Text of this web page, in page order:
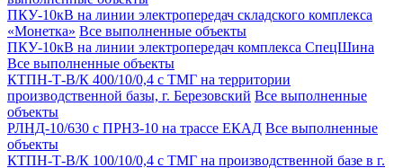
ПКУ-10кВ на линии электропередач складского комплекса
«Монетка» Все выполненные объекты
ПКУ-10кВ на линии электропередач комплекса СпецШина
Все выполненные объекты
КТПН-Т-В/К 400/10/0,4 с ТМГ на территории
производственной базы, г. Березовский Все выполненные
объекты
РЛНД-10/630 с ПРНЗ-10 на трассе ЕКАД Все выполненные
объекты
КТПН-Т-В/К 100/10/0,4 с ТМГ на производственной базе в г.